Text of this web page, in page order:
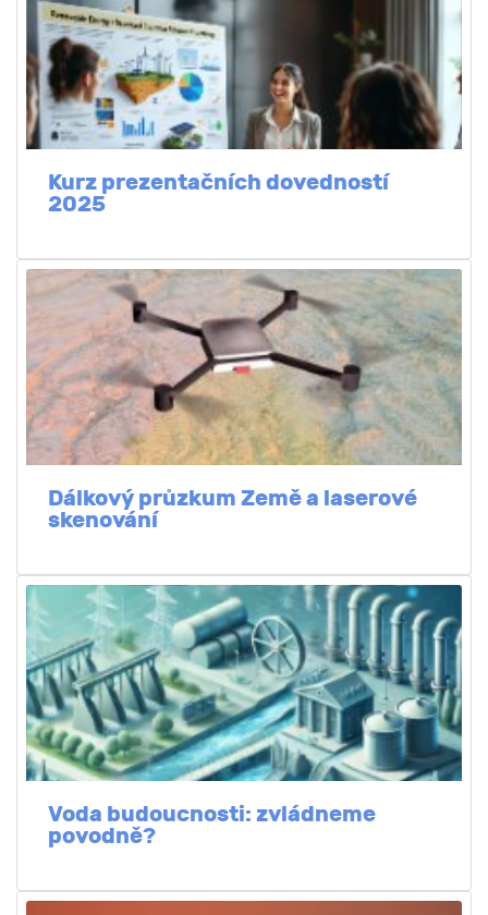
Kurz prezentačních dovedností
2025
Dálkový průzkum Země a laserové
skenování
Voda budoucnosti: zvládneme
povodně?